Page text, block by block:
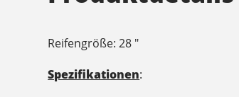
Reifengröße: 28 "
Spezifikationen: